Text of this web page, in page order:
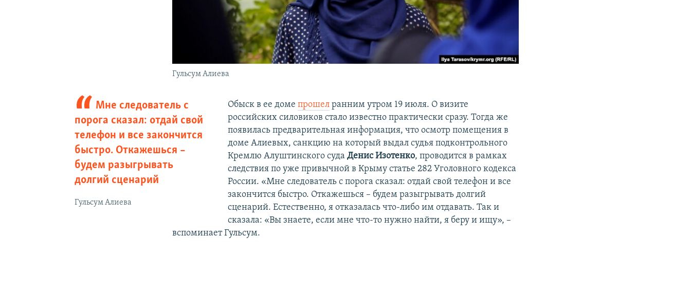
Гульсум Алиева
Мне следователь с
порога сказал: отдай свой
телефон и все закончится
быстро. Откажешься –
будем разыгрывать
долгий сценарий
Гульсум Алиева
Обыск в ее доме прошелранним утром 19 июля. О визите
российских силовиков стало известно практически сразу. Тогда же
появилась предварительная информация, что осмотр помещения в
доме Алиевых, санкцию на который выдал судья подконтрольного
Кремлю Алуштинского суда Денис Изотенко, проводится в рамках
следствия по уже привычной в Крыму статье 282 Уголовного кодекса
России. «Мне следователь с порога сказал: отдай свой телефон и все
закончится быстро. Откажешься – будем разыгрывать долгий
сценарий. Естественно, я отказалась что-либо им отдавать. Так и
сказала: «Вы знаете, если мне что-то нужно найти, я беру и ищу», –
вспоминает Гульсум.